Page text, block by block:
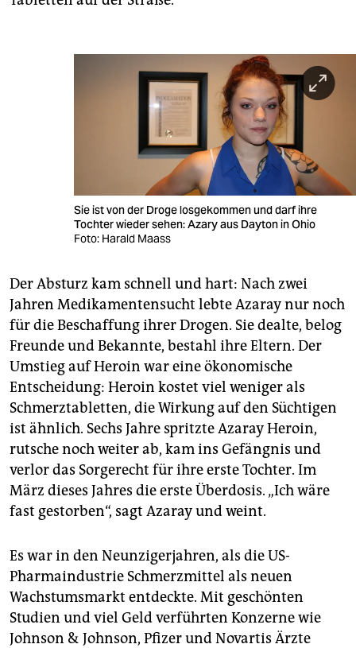
Sie ist von der Droge losgekommen und darf ihre
Tochter wieder sehen: Azary aus Dayton in Ohio
Foto: Harald Maass
Der Absturz kam schnell und hart: Nach zwei
Jahren Medikamentensucht lebte Azaray nur noch
für die Beschaffung ihrer Drogen. Sie dealte, belog
Freunde und Bekannte, bestahl ihre Eltern. Der
Umstieg auf Heroin war eine ökonomische
Entscheidung: Heroin kostet viel weniger als
Schmerztabletten, die Wirkung auf den Süchtigen
ist ähnlich. Sechs Jahre spritzte Azaray Heroin,
rutsche noch weiter ab, kam ins Gefängnis und
verlor das Sorgerecht für ihre erste Tochter. Im
März dieses Jahres die erste Überdosis. „Ich wäre
fast gestorben“, sagt Azaray und weint.
Es war in den Neunzigerjahren, als die US-
Pharmaindustrie Schmerzmittel als neuen
Wachstumsmarkt entdeckte. Mit geschönten
Studien und viel Geld verführten Konzerne wie
Johnson & Johnson, Pfizer und Novartis Ärzte